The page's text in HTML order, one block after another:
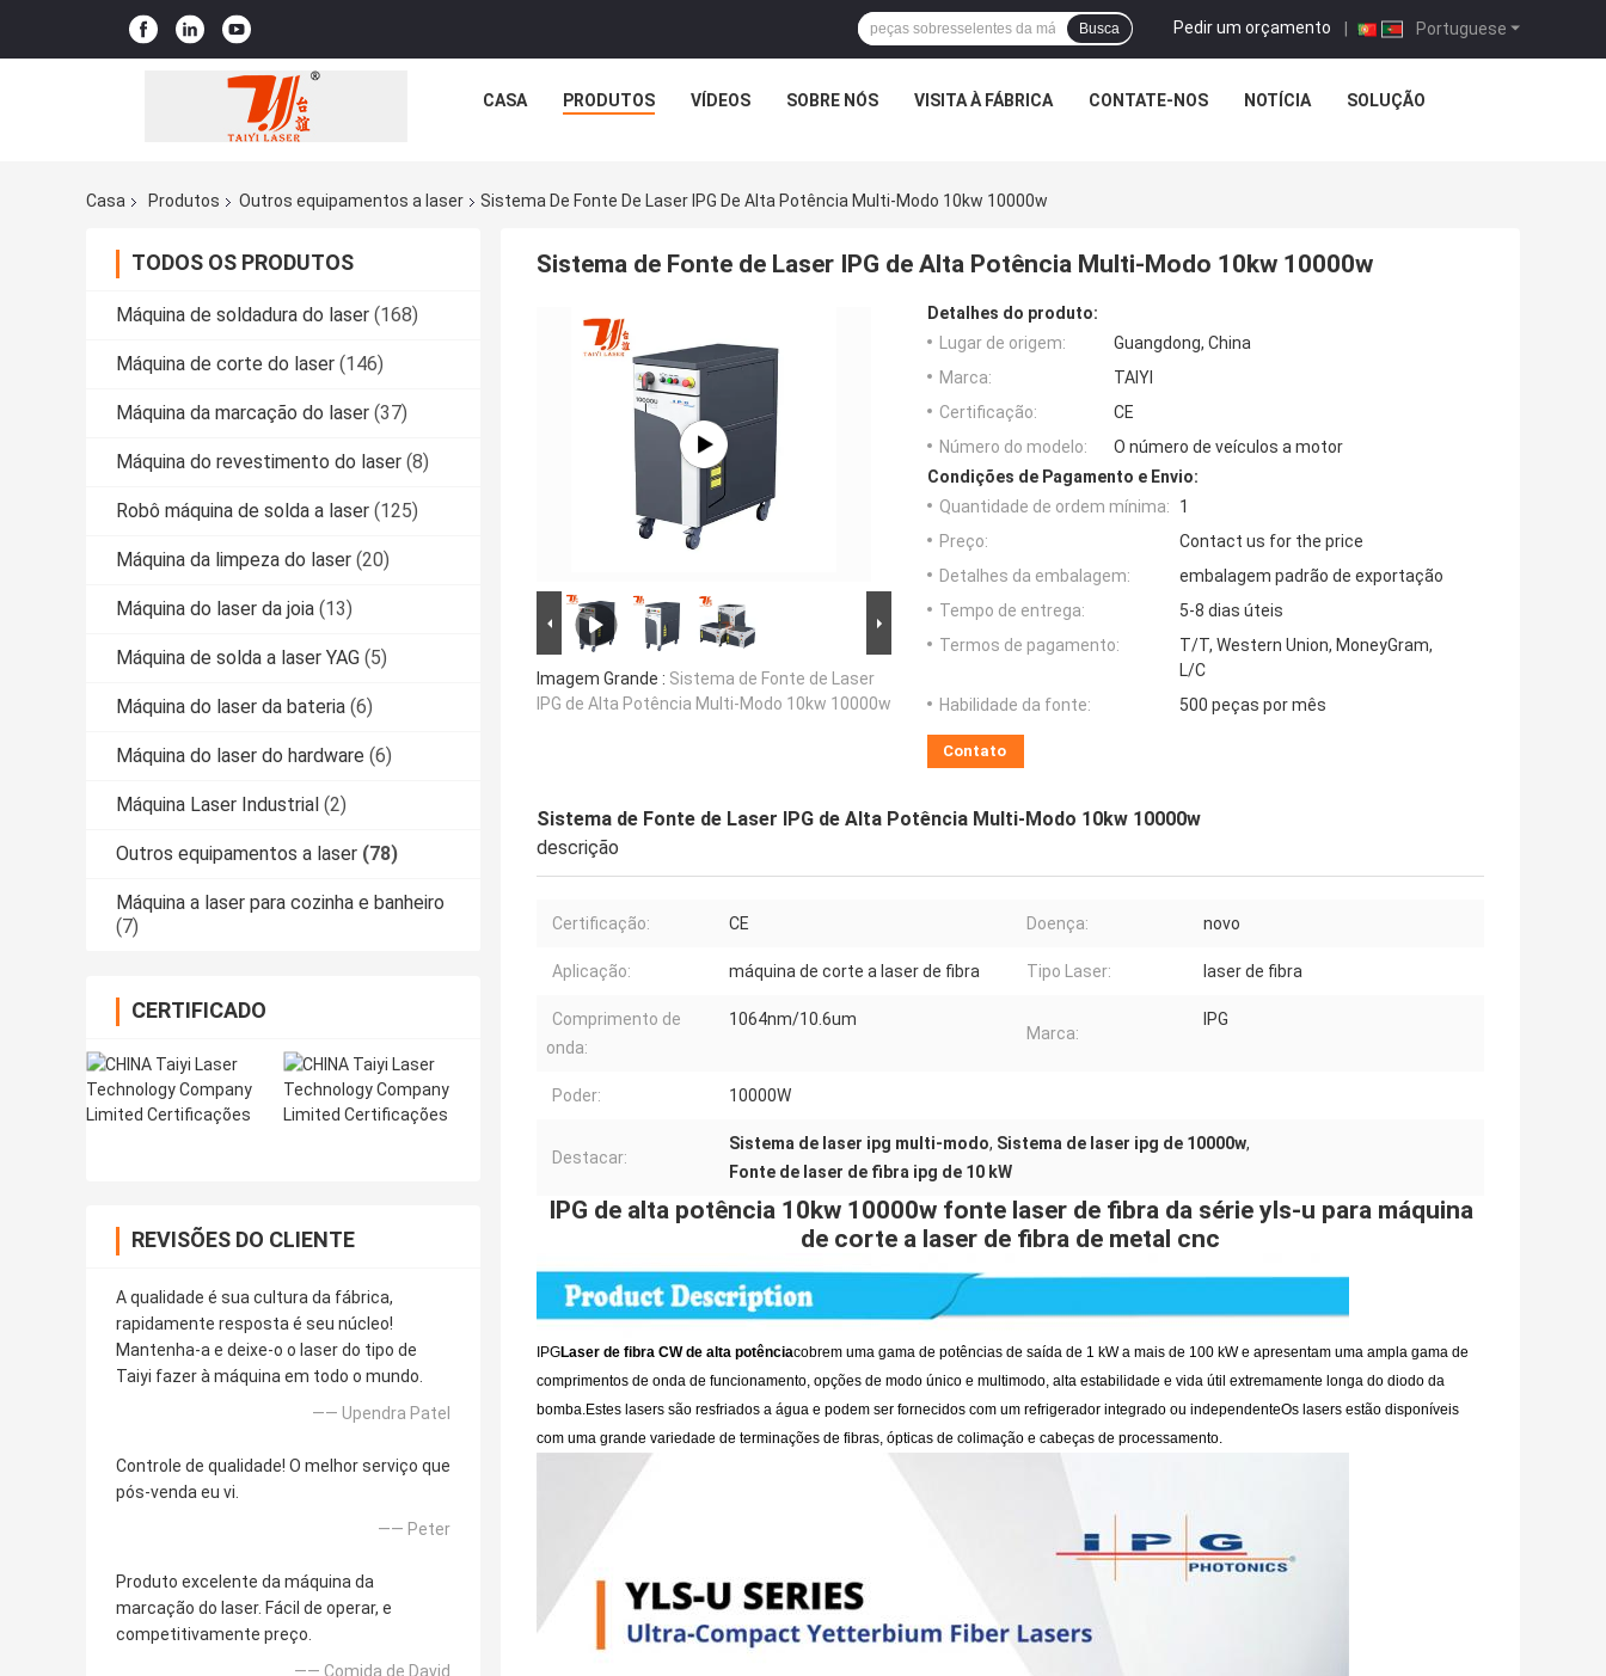
Portuguese
Pedir um orçamento |
Busca
CASA PRODUTOS VÍDEOS SOBRE NÓS VISITA À FÁBRICA CONTATE-NOS NOTÍCIA SOLUÇÃO
Casa Produtos Outros equipamentos a laser Sistema De Fonte De Laser IPG De Alta Potência Multi-Modo 10kw 10000w
TODOS OS PRODUTOS
Máquina de soldadura do laser (168)
Máquina de corte do laser (146)
Máquina da marcação do laser (37)
Máquina do revestimento do laser (8)
Robô máquina de solda a laser (125)
Máquina da limpeza do laser (20)
Máquina do laser da joia (13)
Máquina de solda a laser YAG (5)
Máquina do laser da bateria (6)
Máquina do laser do hardware (6)
Máquina Laser Industrial (2)
Outros equipamentos a laser (78)
Máquina a laser para cozinha e banheiro
(7)
CERTIFICADO
REVISÕES DO CLIENTE
A qualidade é sua cultura da fábrica,
rapidamente resposta é seu núcleo!
Mantenha-a e deixe-o o laser do tipo de
Taiyi fazer à máquina em todo o mundo.
—— Upendra Patel
Controle de qualidade! O melhor serviço que
pós-venda eu vi.
—— Peter
Produto excelente da máquina da
marcação do laser. Fácil de operar, e
competitivamente preço.
—— Comida de David
Sistema de Fonte de Laser IPG de Alta Potência Multi-Modo 10kw 10000w
Imagem Grande : Sistema de Fonte de Laser
IPG de Alta Potência Multi-Modo 10kw 10000w
Detalhes do produto:
Lugar de origem:
Guangdong, China
Marca:
TAIYI
Certificação:
CE
Número do modelo:
O número de veículos a motor
Condições de Pagamento e Envio:
Quantidade de ordem mínima:
1
Preço:
Contact us for the price
Detalhes da embalagem:
embalagem padrão de exportação
Tempo de entrega:
5-8 dias úteis
Termos de pagamento:
T/T, Western Union, MoneyGram,
L/C
Habilidade da fonte:
500 peças por mês
Contato
Sistema de Fonte de Laser IPG de Alta Potência Multi-Modo 10kw 10000w
descrição
Certificação: CE Doença: novo
Aplicação: máquina de corte a laser de fibra Tipo Laser: laser de fibra
Comprimento de
onda:
1064nm/10.6um
Marca:
IPG
Poder: 10000W
Destacar:
Sistema de laser ipg multi-modo, Sistema de laser ipg de 10000w,
Fonte de laser de fibra ipg de 10 kW
IPG de alta potência 10kw 10000w fonte laser de fibra da série yls-u para máquina
de corte a laser de fibra de metal cnc
IPGLaser de fibra CW de alta potênciacobrem uma gama de potências de saída de 1 kW a mais de 100 kW e apresentam uma ampla gama de
comprimentos de onda de funcionamento, opções de modo único e multimodo, alta estabilidade e vida útil extremamente longa do diodo da
bomba.Estes lasers são resfriados a água e podem ser fornecidos com um refrigerador integrado ou independenteOs lasers estão disponíveis
com uma grande variedade de terminações de fibras, ópticas de colimação e cabeças de processamento.